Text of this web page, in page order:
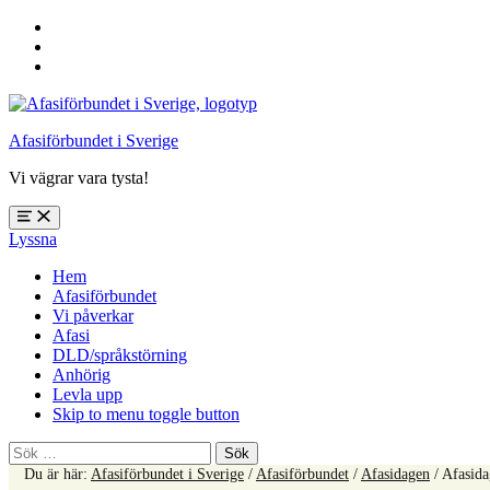
sidfoten
Afasiförbundet i Sverige
Vi vägrar vara tysta!
Öppna
meny:
%s
Lyssna
Hem
Afasiförbundet
Vi påverkar
Afasi
DLD/språkstörning
Anhörig
Levla upp
Skip to menu toggle button
Sök
efter:Du är här: Afasiförbundet i Sverige /Afasiförbundet /Afasidagen /